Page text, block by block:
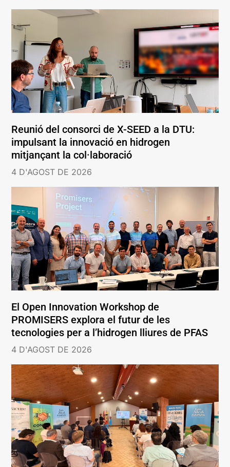
Reunió del consorci de X-SEED a la DTU:
impulsant la innovació en hidrogen
mitjançant la col·laboració
4 D'AGOST DE 2026
El Open Innovation Workshop de
PROMISERS explora el futur de les
tecnologies per a l’hidrogen lliures de PFAS
4 D'AGOST DE 2026